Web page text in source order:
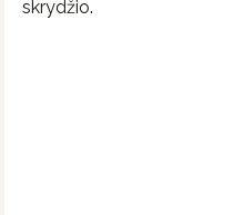
skrydžio.